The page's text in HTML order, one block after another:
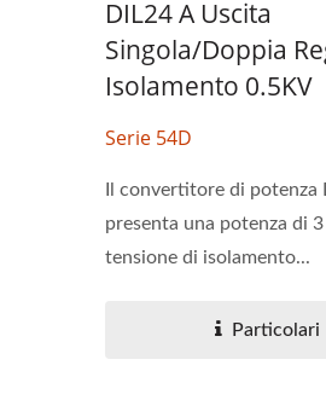
DIL24 A Uscita
Singola/doppia
Isolamento 0.5KV
Serie 54D
Il convertitore di potenza
presenta una potenza di
tensione di isolamento...
Particolari